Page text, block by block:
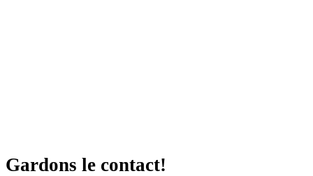
Gardons le contact!